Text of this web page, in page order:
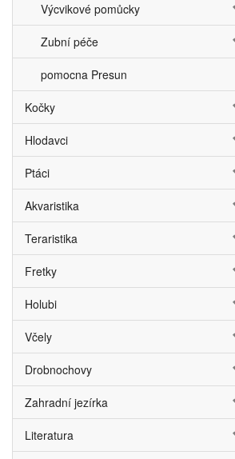
Výcvikové pomůcky
Zubní péče
pomocna Presun
Kočky
Hlodavci
Ptáci
Akvaristika
Teraristika
Fretky
Holubi
Včely
Drobnochovy
Zahradní jezírka
Literatura